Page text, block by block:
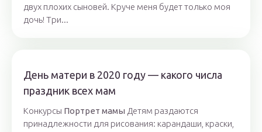
двух плохих сыновей. Круче меня будет только моя
дочь! Три...
День матери в 2020 году — какого числа
праздник всех мам
Конкурсы Портрет мамы Детям раздаются
принадлежности для рисования: карандаши, краски,